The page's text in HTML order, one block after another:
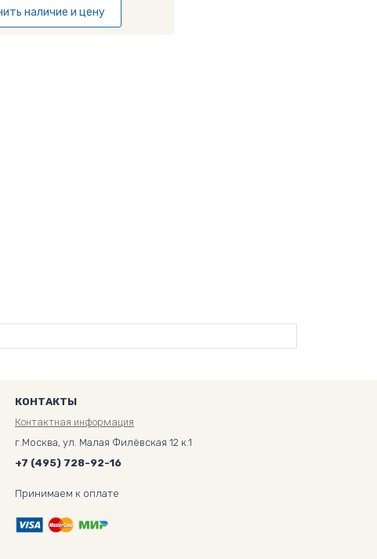
наличие и цену
КОНТАКТЫ
Контактная информация
г.Москва, ул. Малая Филёвская 12 к.1
+7 (495) 728-92-16
Принимаем к оплате